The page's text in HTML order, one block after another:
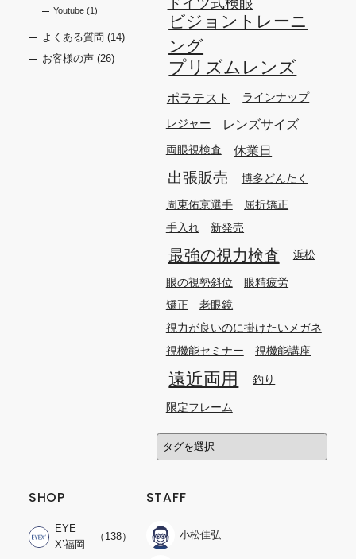
Youtube(1)
よくある質問 (14)
お客様の声(26)
ビジョントレーニ
ング
プリズムレンズ
ポラテスト ラインナップ
レジャー レンズサイズ
両眼視検査 休業日
出張販売 博多どんたく
周東佑京選手
屈折矯正
手入れ
新発売
最強の視力検査 浜松
眼の視勢斜位
眼精疲労
矯正
老眼鏡
視力が良いのに掛けたいメガネ
視機能セミナー
視機能講座
遠近両用 釣り
限定フレーム
SHOP
EYE
X’福岡
（138）
STAFF
小松佳弘